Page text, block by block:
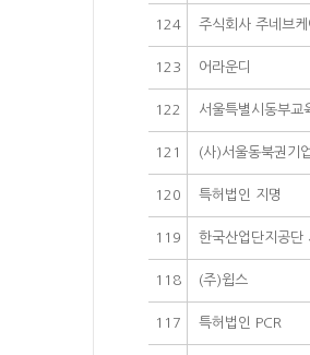
124 주식회사 주네브케
123 어라운디
122 서울특별시동부교
121 (사)서울동북권기
120 특허법인 지명
119 한국산업단지공단
118 (주)윕스
117 특허법인 PCR